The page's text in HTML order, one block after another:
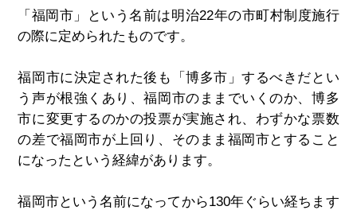
「福岡市」という名前は明治22年の市町村制度施行
の際に定められたものです。
福岡市に決定された後も「博多市」するべきだとい
う声が根強くあり、福岡市のままでいくのか、博多
市に変更するのかの投票が実施され、わずかな票数
の差で福岡市が上回り、そのまま福岡市とすること
になったという経緯があります。
福岡市という名前になってから130年ぐらい経ちます